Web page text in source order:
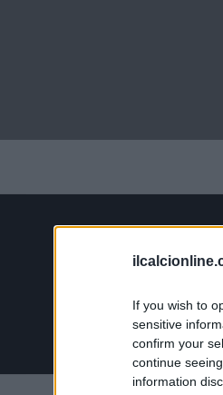
If you wish to
sensitive
confirm your
continue
information